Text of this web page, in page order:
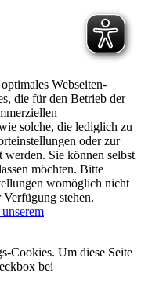
Webseiten-
die für den Betrieb der
solche, die lediglich zu
oder zur
werden. Sie können selbst
möchten. Bitte
womöglich nicht
stehen.
Cookies. Um diese Seite
bei